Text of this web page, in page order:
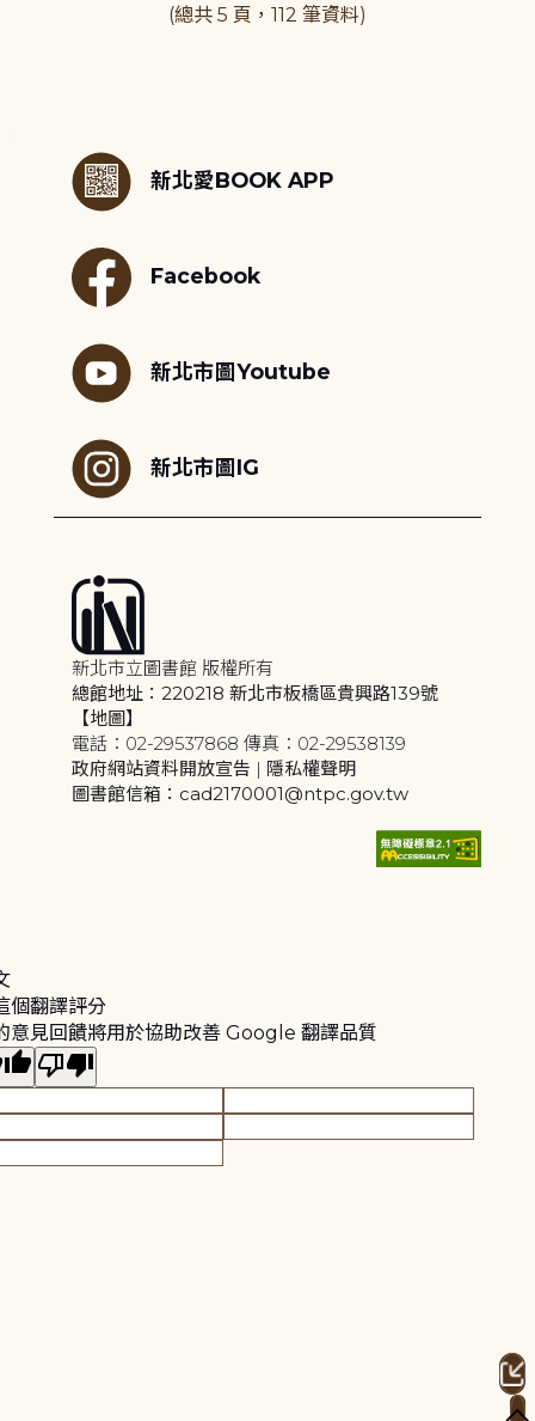
(總共 5 頁，112 筆資料)
新北愛BOOK APP
Facebook
新北市圖Youtube
新北市圖IG
新北市立圖書館 版權所有
總館地址：220218 新北市板橋區貴興路139號
【地圖】
電話：02-29537868 傳真：02-29538139
政府網站資料開放宣告 | 隱私權聲明
圖書館信箱：cad2170001@ntpc.gov.tw
個翻譯評分
意見回饋將用於協助改善 Google 翻譯品質